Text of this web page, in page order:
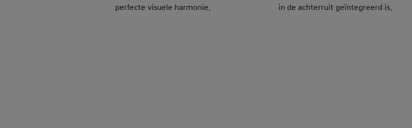
perfecte visuele harmonie.
in de achterruit geïntegreerd is.